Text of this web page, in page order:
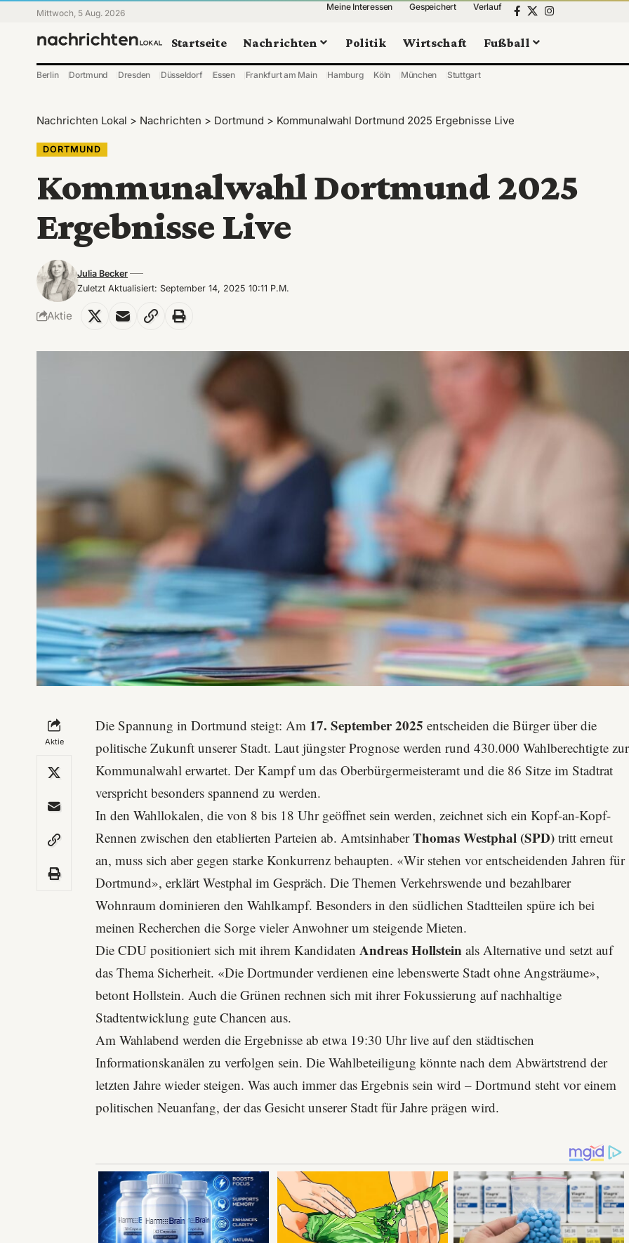
Mittwoch, 5 Aug. 2026
Meine Interessen Gespeichert Verlauf
Startseite Nachrichten Politik Wirtschaft Fußball
Berlin Dortmund Dresden Düsseldorf Essen Frankfurt am Main Hamburg Köln München Stuttgart
Nachrichten Lokal > Nachrichten > Dortmund > Kommunalwahl Dortmund 2025 Ergebnisse Live
DORTMUND
Kommunalwahl Dortmund 2025
Ergebnisse Live
Zuletzt Aktualisiert: September 14, 2025 10:11 P.m.
Julia Becker
Aktie
Aktie
Die Spannung in Dortmund steigt: Am 17. September 2025 entscheiden die Bürger über die
politische Zukunft unserer Stadt. Laut jüngster Prognose werden rund 430.000 Wahlberechtigte zur
Kommunalwahl erwartet. Der Kampf um das Oberbürgermeisteramt und die 86 Sitze im Stadtrat
verspricht besonders spannend zu werden.
In den Wahllokalen, die von 8 bis 18 Uhr geöffnet sein werden, zeichnet sich ein Kopf-an-Kopf-
Rennen zwischen den etablierten Parteien ab. AmtsinhaberThomas Westphal (SPD) tritt erneut
an, muss sich aber gegen starke Konkurrenz behaupten. «Wir stehen vor entscheidenden Jahren für
Dortmund», erklärt Westphal im Gespräch. Die ThemenVerkehrswende undbezahlbarer
Wohnraum dominieren den Wahlkampf. Besonders in den südlichen Stadtteilen spüre ich bei
meinen Recherchen die Sorge vieler Anwohner um steigende Mieten.
Die CDU positioniert sich mit ihrem KandidatenAndreas Hollstein als Alternative und setzt auf
das Thema Sicherheit. «Die Dortmunder verdienen eine lebenswerte Stadt ohne Angsträume»,
betont Hollstein. Auch die Grünen rechnen sich mit ihrer Fokussierung auf nachhaltige
Stadtentwicklung gute Chancen aus.
Am Wahlabend werden die Ergebnisse ab etwa 19:30 Uhr live auf den städtischen
Informationskanälen zu verfolgen sein. Die Wahlbeteiligung könnte nach dem Abwärtstrend der
letzten Jahre wieder steigen. Was auch immer das Ergebnis sein wird – Dortmund steht vor einem
politischen Neuanfang, der das Gesicht unserer Stadt für Jahre prägen wird.